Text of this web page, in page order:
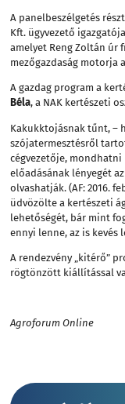
A panelbeszélgetés
Kft. ügyvezető
amelyet Reng Zoltán úr
mezőgazdaság motorja
A gazdag program a
Béla, a NAK kertészeti
Kakukktojásnak tűnt, –
szójatermesztésről
cégvezetője,
előadásának lényegét
olvashatják. (AF: 2016.
üdvözölte a kertészeti
lehetőségét, bár mint
ennyi lenne, az is kevés
A rendezvény „kitérő”
rögtönzött kiállítással
Agroforum Online